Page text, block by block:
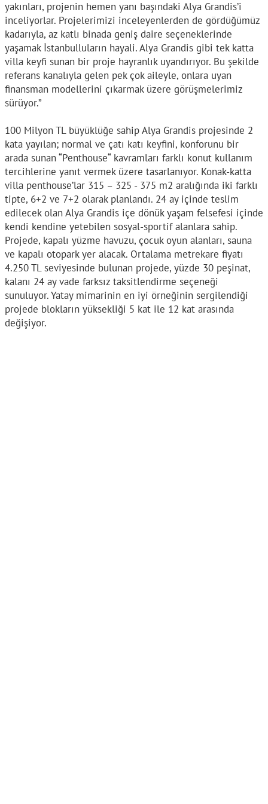
yakınları, projenin hemen yanı başındaki Alya Grandis’i
inceliyorlar. Projelerimizi inceleyenlerden de gördüğümüz
kadarıyla, az katlı binada geniş daire seçeneklerinde
yaşamak İstanbulluların hayali. Alya Grandis gibi tek katta
villa keyfi sunan bir proje hayranlık uyandırıyor. Bu şekilde
referans kanalıyla gelen pek çok aileyle, onlara uyan
finansman modellerini çıkarmak üzere görüşmelerimiz
sürüyor.”
100 Milyon TL büyüklüğe sahip Alya Grandis projesinde 2
kata yayılan; normal ve çatı katı keyfini, konforunu bir
arada sunan “Penthouse“ kavramları farklı konut kullanım
tercihlerine yanıt vermek üzere tasarlanıyor. Konak-katta
villa penthouse’lar 315 – 325 - 375 m2 aralığında iki farklı
tipte, 6+2 ve 7+2 olarak planlandı. 24 ay içinde teslim
edilecek olan Alya Grandis içe dönük yaşam felsefesi içinde
kendi kendine yetebilen sosyal-sportif alanlara sahip.
Projede, kapalı yüzme havuzu, çocuk oyun alanları, sauna
ve kapalı otopark yer alacak. Ortalama metrekare fiyatı
4.250 TL seviyesinde bulunan projede, yüzde 30 peşinat,
kalanı 24 ay vade farksız taksitlendirme seçeneği
sunuluyor. Yatay mimarinin en iyi örneğinin sergilendiği
projede blokların yüksekliği 5 kat ile 12 kat arasında
değişiyor.